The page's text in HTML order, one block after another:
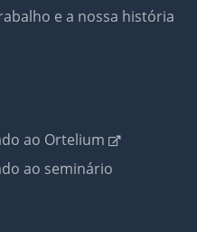
e a nossa história
ao Ortelium
ao seminário